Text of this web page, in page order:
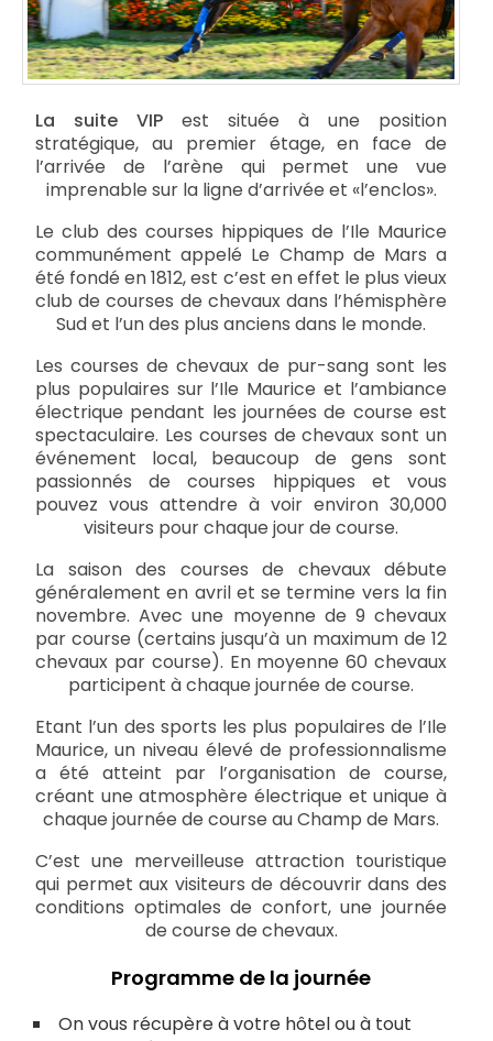
La suite VIP est située à une position
stratégique, au premier étage, en face de
l’arrivée de l’arène qui permet une vue
imprenable sur la ligne d’arrivée et «l’enclos».
Le club des courses hippiques de l’Ile Maurice
communément appelé Le Champ de Mars a
été fondé en 1812, est c’est en effet le plus vieux
club de courses de chevaux dans l’hémisphère
Sud et l’un des plus anciens dans le monde.
Les courses de chevaux de pur-sang sont les
plus populaires sur l’Ile Maurice et l’ambiance
électrique pendant les journées de course est
spectaculaire. Les courses de chevaux sont un
événement local, beaucoup de gens sont
passionnés de courses hippiques et vous
pouvez vous attendre à voir environ 30,000
visiteurs pour chaque jour de course.
La saison des courses de chevaux débute
généralement en avril et se termine vers la fin
novembre. Avec une moyenne de 9 chevaux
par course (certains jusqu’à un maximum de 12
chevaux par course). En moyenne 60 chevaux
participent à chaque journée de course.
Etant l’un des sports les plus populaires de l’Ile
Maurice, un niveau élevé de professionnalisme
a été atteint par l’organisation de course,
créant une atmosphère électrique et unique à
chaque journée de course au Champ de Mars.
C’est une merveilleuse attraction touristique
qui permet aux visiteurs de découvrir dans des
conditions optimales de confort, une journée
de course de chevaux.
Programme de la journée
On vous récupère à votre hôtel ou à tout